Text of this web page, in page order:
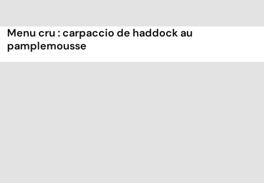
Menu cru : carpaccio de haddock au
pamplemousse